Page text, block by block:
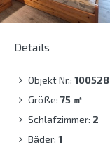
Details
Objekt Nr.: 100528
Größe: 75 ㎡
Schlafzimmer: 2
Bäder: 1